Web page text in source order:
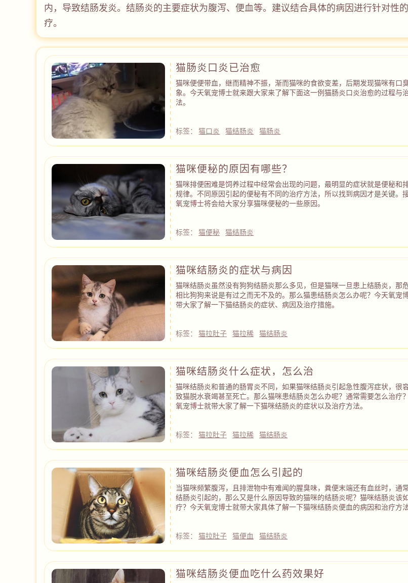
内，导致结肠发炎。结肠炎的主要症状为腹泻、便血等。建议结合具体的病因进行针对性
疗。
猫肠炎口炎已治愈
猫咪便便带血，继而精神不振，渐而猫咪的食欲变差，后期发现猫咪有口
象。今天氧宠博士就来跟大家来了解下面这一例猫肠炎口炎治愈的过程与
法。
标签：猫口炎 猫结肠炎 猫肠炎
猫咪便秘的原因有哪些？
猫咪排便困难是饲养过程中经常会出现的问题，最明显的症状就是便秘和
规律。不同原因引起的便秘有不同的治疗方法，所以找到病因才是关键。
氧宠博士将会给大家分享猫咪便秘的一些原因。
标签：猫便秘 猫结肠炎
猫咪结肠炎的症状与病因
猫咪结肠炎虽然没有狗狗结肠炎那么多见，但是猫咪一旦患上结肠炎，那
相比狗狗来说是有过之而无不及的。那么猫患结肠炎怎么办呢？今天氧宠
带大家了解一下猫结肠炎的症状、病因及治疗措施。
标签：猫拉肚子 猫拉稀 猫结肠炎
猫咪结肠炎什么症状，怎么治
猫咪结肠炎和普通的肠胃炎不同，如果猫咪结肠炎引起急性腹泻症状，很
致猫脱水衰竭甚至死亡。那么猫咪患结肠炎怎么办呢？通常需要怎么治疗
氧宠博士就带大家了解一下猫咪结肠炎的症状以及治疗方法。
标签：猫拉肚子 猫拉稀 猫结肠炎
猫咪结肠炎便血怎么引起的
当猫咪频繁腹泻，且排泄物中有难闻的腥臭味，粪便末端还有血丝时，通
结肠炎引起的，那么又是什么原因导致的猫咪的结肠炎呢？猫咪结肠炎该
疗？今天氧宠博士就带大家具体了解一下猫咪结肠炎便血的病因和治疗方法
标签：猫拉肚子 猫便血 猫结肠炎
猫咪结肠炎便血吃什么药效果好